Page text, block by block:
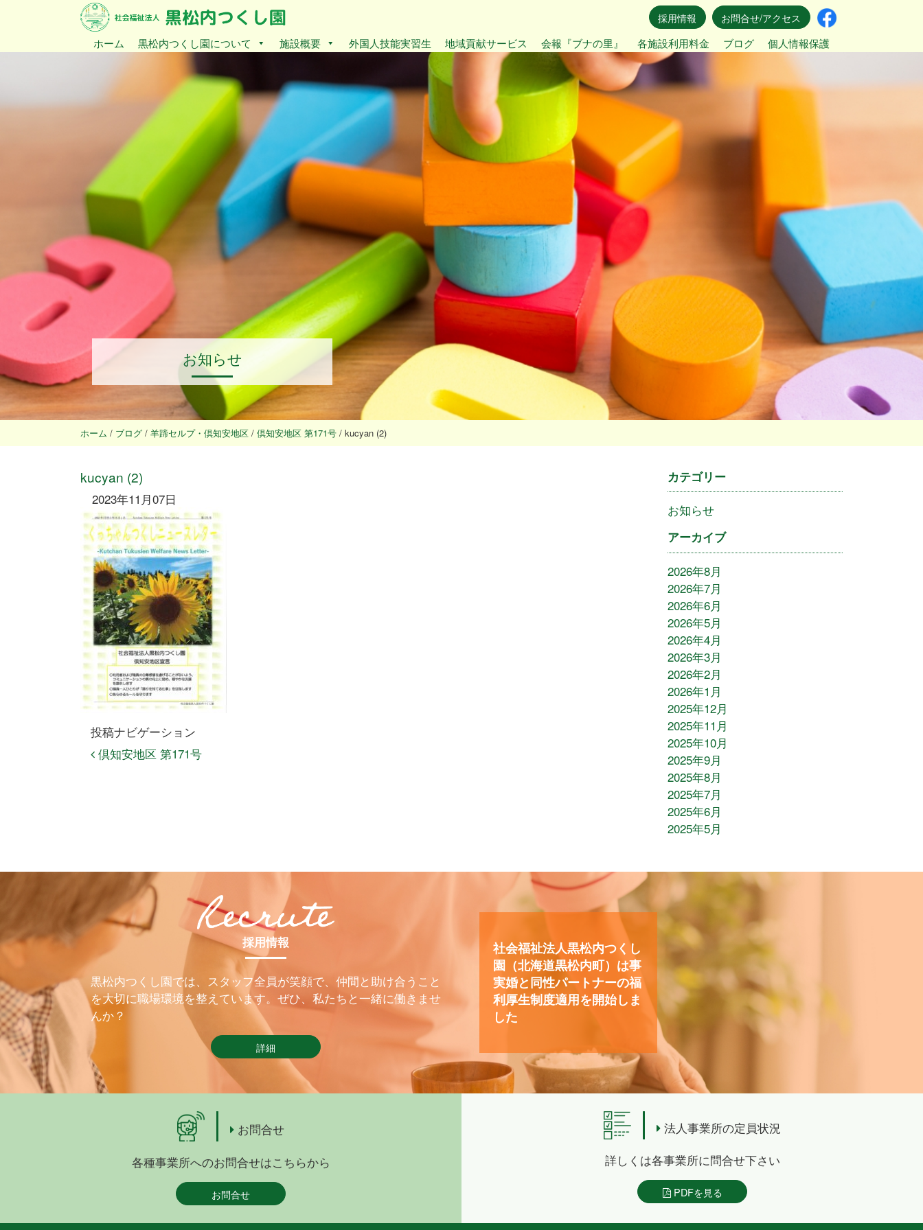
採用情報
お問合せ/アクセス
ホーム
黒松内つくし園について 施設概要 外国人技能実習生 地域貢献サービス 会報『ブナの里』 各施設利用料金 ブログ 個人情報保護
お知らせ
ホーム / ブログ / 羊蹄セルプ・倶知安地区 / 倶知安地区 第171号 / kucyan (2)
kucyan (2)
2023年11月07日
投稿ナビゲーション
倶知安地区 第171号
カテゴリー
お知らせ
アーカイブ
2026年8月
2026年7月
2026年6月
2026年5月
2026年4月
2026年3月
2026年2月
2026年1月
2025年12月
2025年11月
2025年10月
2025年9月
2025年8月
2025年7月
2025年6月
2025年5月
採用情報
黒松内つくし園では、スタッフ全員が笑顔で、仲間と助け合うこと
を大切に職場環境を整えています。ぜひ、私たちと一緒に働きませ
んか？
詳細
社会福祉法人黒松内つくし
園（北海道黒松内町）は事
実婚と同性パートナーの福
利厚生制度適用を開始しま
した
お問合せ
各種事業所へのお問合せはこちらから
お問合せ
法人事業所の定員状況
詳しくは各事業所に問合せ下さい
PDFを見る